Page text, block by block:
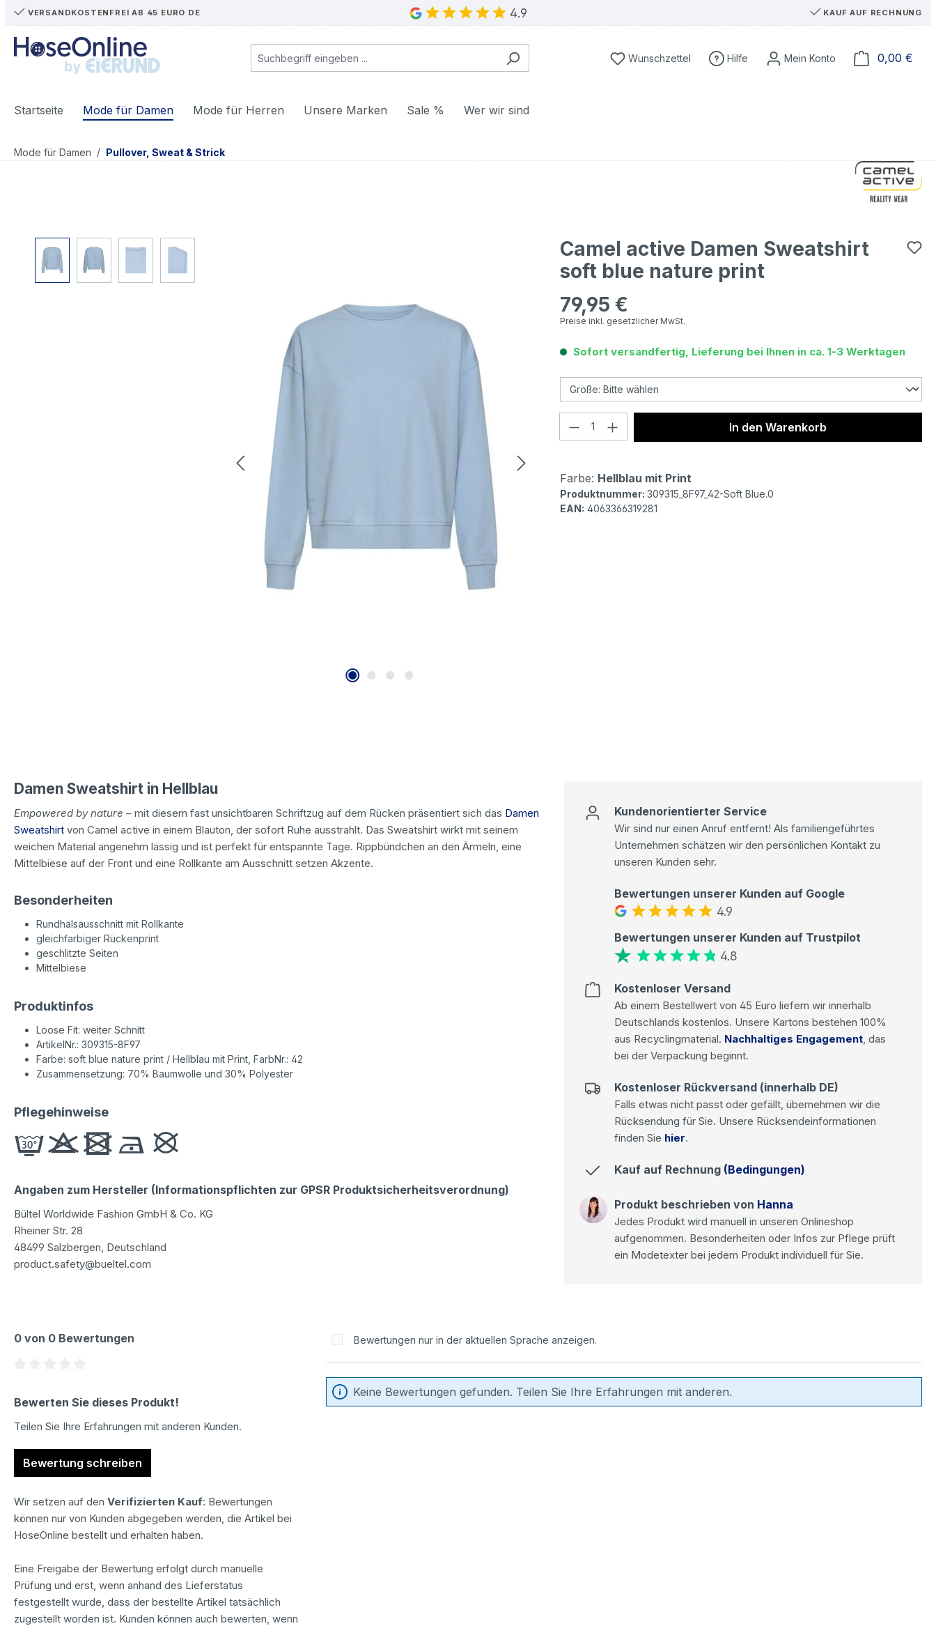
Hauptinhalt springen
Zur Suche springen
Zur Hauptnavigation springen
VERSANDKOSTENFREI AB 45 EURO DE 4.9 KAUF AUF RECHNUNG
Du hast 0 Produkte auf dem Merkzettel
Wunschzettel Hilfe 0,00 €
Startseite Mode für Damen Mode für Herren Unsere Marken Sale % Wer wir sind
Mode für Damen / Pullover, Sweat & Strick
Bildergalerie überspringen
Camel active Damen Sweatshirt
soft blue nature print
Regulärer Preis:
79,95 €
Preise inkl. gesetzlicher MwSt.
Sofort versandfertig, Lieferung bei Ihnen in ca. 1-3 Werktagen
Produkt Anzahl: Gib den gewünschten Wert
In den Warenkorb
Farbe: Hellblau mit Print
Produktnummer: 309315_8F97_42-Soft Blue.0
EAN: 4063366319281
Damen Sweatshirt in Hellblau
Empowered by nature – mit diesem fast unsichtbaren Schriftzug auf dem Rücken präsentiert sich das Damen
Sweatshirt von Camel active in einem Blauton, der sofort Ruhe ausstrahlt. Das Sweatshirt wirkt mit seinem
weichen Material angenehm lässig und ist perfekt für entspannte Tage. Rippbündchen an den Ärmeln, eine
Mittelbiese auf der Front und eine Rollkante am Ausschnitt setzen Akzente.
Besonderheiten
Rundhalsausschnitt mit Rollkante
gleichfarbiger Rückenprint
geschlitzte Seiten
Mittelbiese
Produktinfos
Loose Fit: weiter Schnitt
ArtikelNr.: 309315-8F97
Farbe: soft blue nature print / Hellblau mit Print, FarbNr.: 42
Zusammensetzung: 70% Baumwolle und 30% Polyester
Pflegehinweise
Angaben zum Hersteller (Informationspflichten zur GPSR Produktsicherheitsverordnung)
Bültel Worldwide Fashion GmbH & Co. KG
Rheiner Str. 28
48499 Salzbergen, Deutschland
product.safety@bueltel.com
Kundenorientierter Service
Wir sind nur einen Anruf entfernt! Als familiengeführtes
Unternehmen schätzen wir den persönlichen Kontakt zu
unseren Kunden sehr.
Bewertungen unserer Kunden auf Google
4.9
Bewertungen unserer Kunden auf Trustpilot
4.8
Kostenloser Versand
Ab einem Bestellwert von 45 Euro liefern wir innerhalb
Deutschlands kostenlos. Unsere Kartons bestehen 100%
aus Recyclingmaterial. Nachhaltiges Engagement, das
bei der Verpackung beginnt.
Kostenloser Rückversand (innerhalb DE)
Falls etwas nicht passt oder gefällt, übernehmen wir die
Rücksendung für Sie. Unsere Rücksendeinformationen
finden Sie hier.
Kauf auf Rechnung (Bedingungen)
Produkt beschrieben von Hanna
Jedes Produkt wird manuell in unseren Onlineshop
aufgenommen. Besonderheiten oder Infos zur Pflege prüft
ein Modetexter bei jedem Produkt individuell für Sie.
0 von 0 Bewertungen
Bewerten Sie dieses Produkt!
Teilen Sie Ihre Erfahrungen mit anderen Kunden.
Bewertung schreiben
Wir setzen auf den Verifizierten Kauf: Bewertungen
können nur von Kunden abgegeben werden, die Artikel bei
HoseOnline bestellt und erhalten haben.
Eine Freigabe der Bewertung erfolgt durch manuelle
Prüfung und erst, wenn anhand des Lieferstatus
festgestellt wurde, dass der bestellte Artikel tatsächlich
zugestellt worden ist. Kunden können auch bewerten, wenn
Bewertungen nur in der aktuellen Sprache anzeigen.
Keine Bewertungen gefunden. Teilen Sie Ihre Erfahrungen mit anderen.